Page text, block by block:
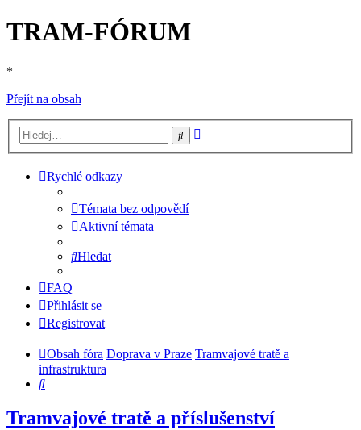
TRAM-FÓRUM
*
Přejít na obsah
Hledat
Rychlé odkazy
Témata bez odpovědí
Aktivní témata
Hledat
FAQ
Přihlásit se
Registrovat
Obsah fóra Doprava v Praze Tramvajové tratě a
infrastruktura
Hledat
Tramvajové tratě a příslušenství